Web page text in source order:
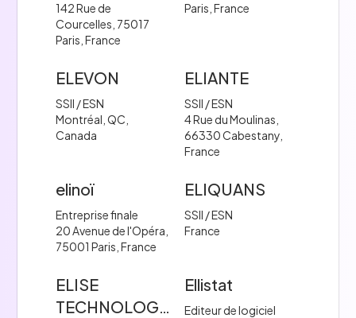
142 Rue de
Courcelles, 75017
Paris, France
Paris, France
ELEVON
SSII / ESN
Montréal, QC,
Canada
ELIANTE
SSII / ESN
4 Rue du Moulinas,
66330 Cabestany,
France
elinoï
Entreprise finale
20 Avenue de l'Opéra,
75001 Paris, France
ELIQUANS
SSII / ESN
France
ELISE
TECHNOLOGIES
Ellistat
Editeur de logiciel